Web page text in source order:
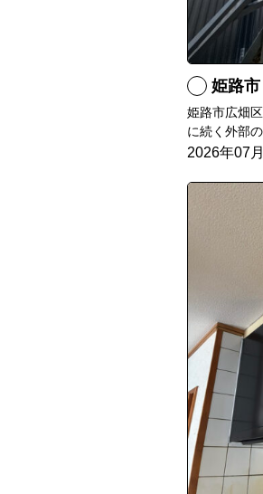
姫路市
姫路市広畑
に続く外部
2026年07